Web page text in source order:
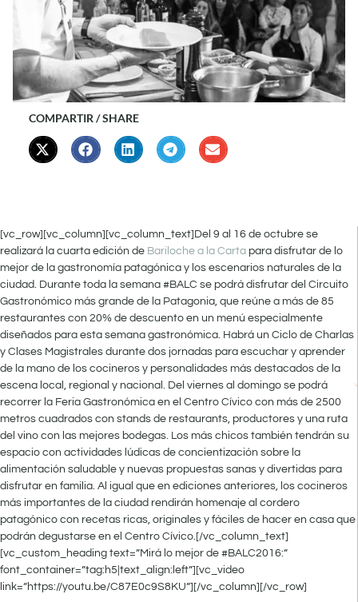
COMPARTIR / SHARE
[vc_row][vc_column][vc_column_text]Del 9 al 16 de octubre se
realizará la cuarta edición de Bariloche a la Carta para disfrutar de lo
mejor de la gastronomía patagónica y los escenarios naturales de la
ciudad. Durante toda la semana #BALC se podrá disfrutar del Circuito
Gastronómico más grande de la Patagonia, que reúne a más de 85
restaurantes con 20% de descuento en un menú especialmente
diseñados para esta semana gastronómica. Habrá un Ciclo de Charlas
y Clases Magistrales durante dos jornadas para escuchar y aprender
de la mano de los cocineros y personalidades más destacados de la
escena local, regional y nacional. Del viernes al domingo se podrá
recorrer la Feria Gastronómica en el Centro Cívico con más de 2500
metros cuadrados con stands de restaurants, productores y una ruta
del vino con las mejores bodegas. Los más chicos también tendrán su
espacio con actividades lúdicas de concientización sobre la
alimentación saludable y nuevas propuestas sanas y divertidas para
disfrutar en familia. Al igual que en ediciones anteriores, los cocineros
más importantes de la ciudad rendirán homenaje al cordero
patagónico con recetas ricas, originales y fáciles de hacer en casa que
podrán degustarse en el Centro Cívico.[/vc_column_text]
[vc_custom_heading text=”Mirá lo mejor de #BALC2016:”
font_container=”tag:h5|text_align:left”][vc_video
link=”https://youtu.be/C87E0c9S8KU”][/vc_column][/vc_row]